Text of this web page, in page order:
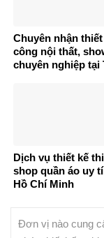
Chuyên nhận
công nội thất,
chuyên nghiệp tại
Dịch vụ thiết kế
shop quần áo uy
Hồ Chí Minh
Đơn vị nào cung